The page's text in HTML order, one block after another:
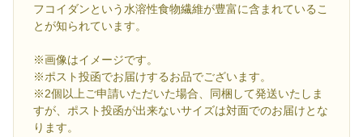
フコイダンという水溶性食物繊維が豊富に含まれているこ
とが知られています。
※画像はイメージです。
※ポスト投函でお届けするお品でございます。
※2個以上ご申請いただいた場合、同梱して発送いたしま
すが、ポスト投函が出来ないサイズは対面でのお届けとな
ります。